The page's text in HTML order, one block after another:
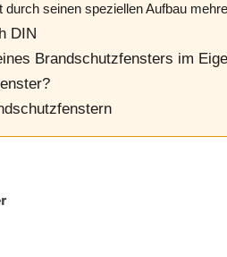
seinen speziellen Aufbau
DIN
Brandschutzfensters im